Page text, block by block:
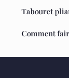
Tabouret
Comment